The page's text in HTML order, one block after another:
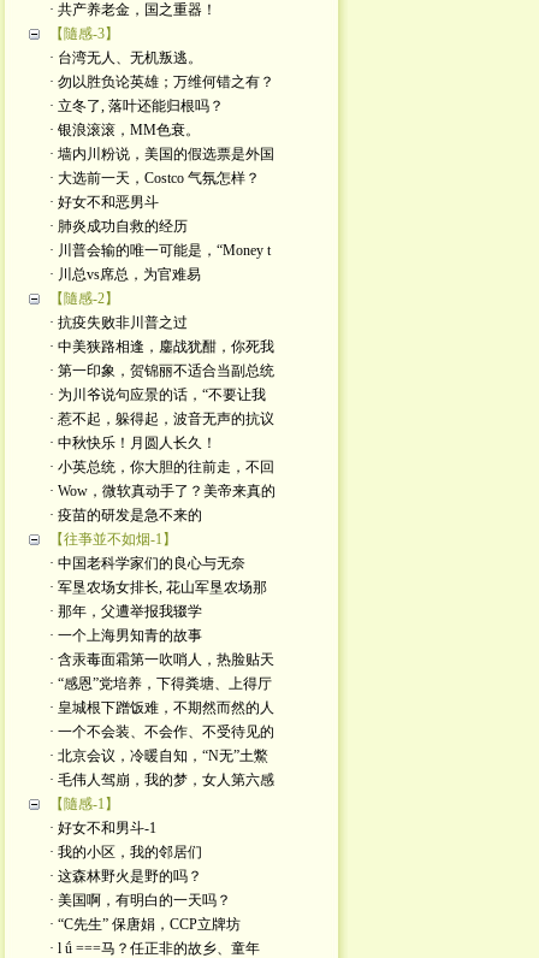
· 共产养老金，国之重器！
【隨感-3】
· 台湾无人、无机叛逃。
· 勿以胜负论英雄；万维何错之有？
· 立冬了, 落叶还能归根吗？
· 银浪滚滚，MM色衰。
· 墙内川粉说，美国的假选票是外国
· 大选前一天，Costco 气氛怎样？
· 好女不和恶男斗
· 肺炎成功自救的经历
· 川普会输的唯一可能是，“Money t
· 川总vs席总，为官难易
【隨感-2】
· 抗疫失败非川普之过
· 中美狭路相逢，鏖战犹酣，你死我
· 第一印象，贺锦丽不适合当副总统
· 为川爷说句应景的话，“不要让我
· 惹不起，躲得起，波音无声的抗议
· 中秋快乐！月圆人长久！
· 小英总统，你大胆的往前走，不回
· Wow，微软真动手了？美帝来真的
· 疫苗的研发是急不来的
【往亊並不如烟-1】
· 中国老科学家们的良心与无奈
· 军垦农场女排长, 花山军垦农场那
· 那年，父遭举报我辍学
· 一个上海男知青的故事
· 含汞毒面霜第一吹哨人，热脸贴天
· “感恩”党培养，下得粪塘、上得厅
· 皇城根下蹭饭难，不期然而然的人
· 一个不会装、不会作、不受待见的
· 北京会议，冷暖自知，“N无”土鱉
· 毛伟人驾崩，我的梦，女人第六感
【隨感-1】
· 好女不和男斗-1
· 我的小区，我的邻居们
· 这森林野火是​野的吗？
· 美国啊，有明白的一天吗？
· “C先生” 保唐娟，CCP立牌坊
· l ǘ ===马？任正非的故乡、童年